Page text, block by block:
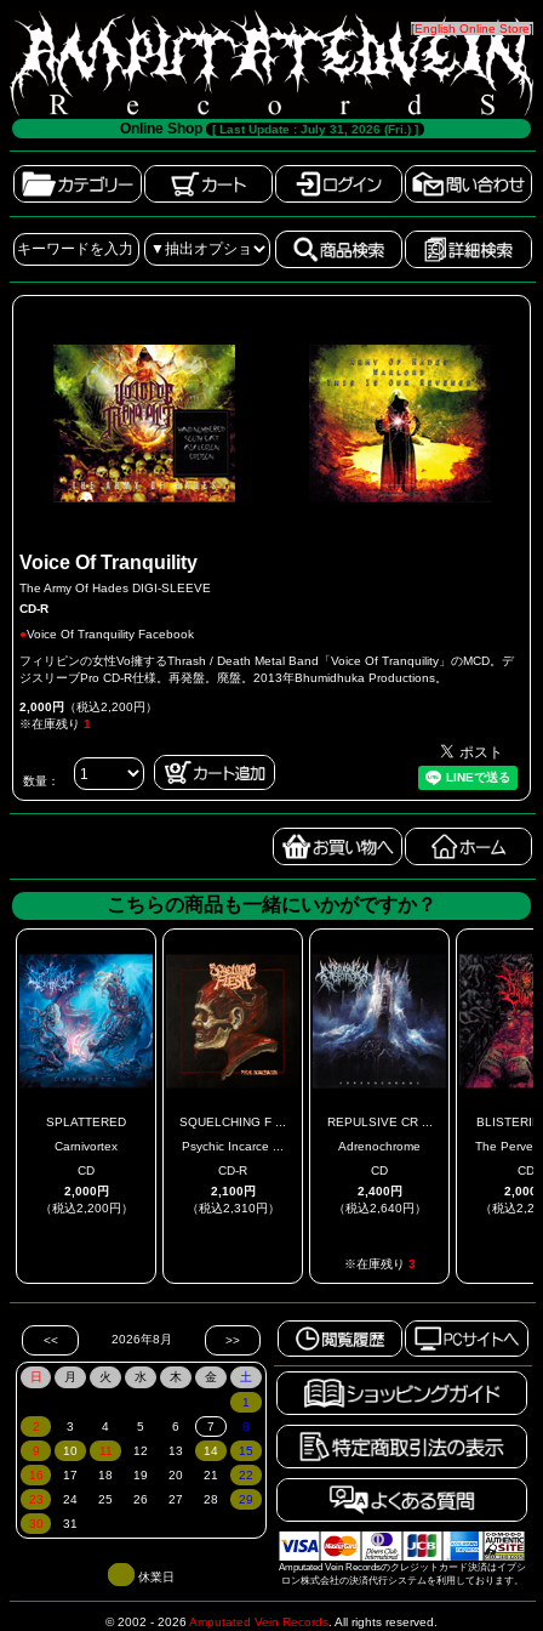
[English Online Store]
Online Shop [ Last Update : July 31, 2026 (Fri.) ]
Voice Of Tranquility
The Army Of Hades DIGI-SLEEVE
CD-R
●Voice Of Tranquility Facebook
フィリピンの女性Vo擁するThrash / Death Metal Band「Voice Of Tranquility」のMCD。デ
ジスリーブPro CD-R仕様。再発盤。廃盤。2013年Bhumidhuka Productions。
2,000円 （税込2,200円）
※在庫残り 1
数量：
こちらの商品も一緒にいかがですか？
SPLATTERED
Carnivortex
CD
2,000円
（税込2,200円）
SQUELCHING F ...
Psychic Incarce ...
CD-R
2,100円
（税込2,310円）
REPULSIVE CR ...
Adrenochrome
CD
2,400円
（税込2,640円）
※在庫残り 3
The
CD
2,000
（税込
Amputated Vein Recordsのクレジットカード決済はイプシ
ロン株式会社の決済代行システムを利用しております。
休業日
© 2002 - 2026 Amputated Vein Records All rights reserved.